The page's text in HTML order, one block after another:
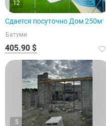
12
Сдается посуточно Дом 250м²
Батуми
405.90 $
5